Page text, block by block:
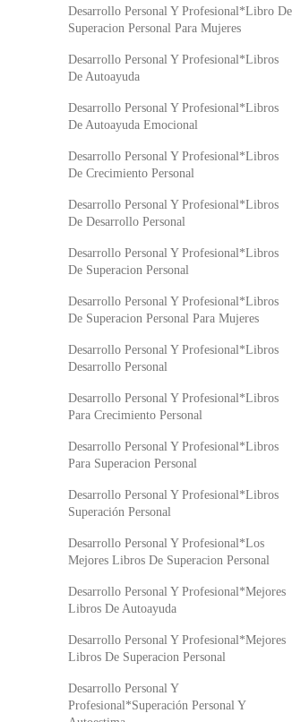
Desarrollo Personal Y Profesional*Libro De
Superacion Personal Para Mujeres
Desarrollo Personal Y Profesional*Libros
De Autoayuda
Desarrollo Personal Y Profesional*Libros
De Autoayuda Emocional
Desarrollo Personal Y Profesional*Libros
De Crecimiento Personal
Desarrollo Personal Y Profesional*Libros
De Desarrollo Personal
Desarrollo Personal Y Profesional*Libros
De Superacion Personal
Desarrollo Personal Y Profesional*Libros
De Superacion Personal Para Mujeres
Desarrollo Personal Y Profesional*Libros
Desarrollo Personal
Desarrollo Personal Y Profesional*Libros
Para Crecimiento Personal
Desarrollo Personal Y Profesional*Libros
Para Superacion Personal
Desarrollo Personal Y Profesional*Libros
Superación Personal
Desarrollo Personal Y Profesional*Los
Mejores Libros De Superacion Personal
Desarrollo Personal Y Profesional*Mejores
Libros De Autoayuda
Desarrollo Personal Y Profesional*Mejores
Libros De Superacion Personal
Desarrollo Personal Y
Profesional*Superación Personal Y